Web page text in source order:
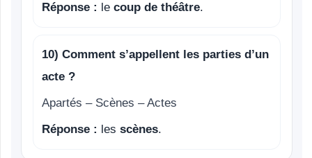
Réponse : le coup de théâtre.
10) Comment s’appellent les parties d’un
acte ?
Apartés – Scènes – Actes
Réponse : les scènes.